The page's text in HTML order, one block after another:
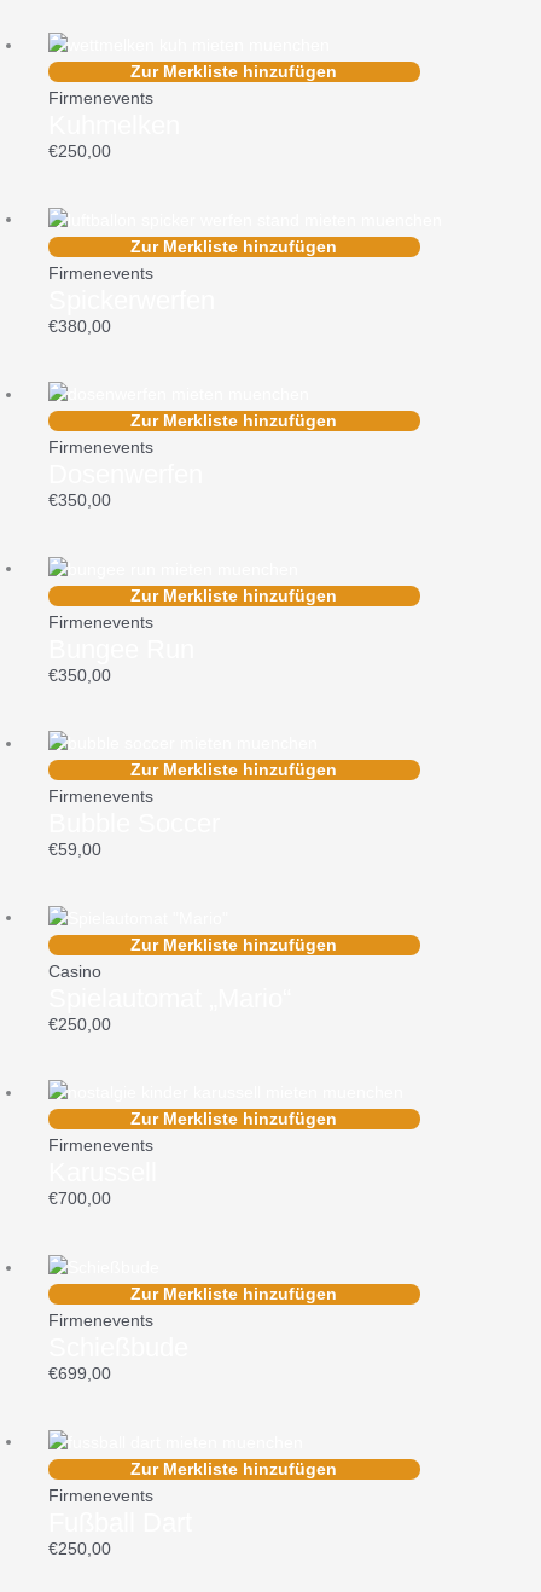
Zur Merkliste hinzufügen
Firmenevents
€250,00
Zur Merkliste hinzufügen
Firmenevents
€380,00
Zur Merkliste hinzufügen
Firmenevents
€350,00
Zur Merkliste hinzufügen
Firmenevents
€350,00
Zur Merkliste hinzufügen
Firmenevents
€59,00
Zur Merkliste hinzufügen
Casino
€250,00
Zur Merkliste hinzufügen
Firmenevents
€700,00
Zur Merkliste hinzufügen
Firmenevents
€699,00
Zur Merkliste hinzufügen
Firmenevents
€250,00